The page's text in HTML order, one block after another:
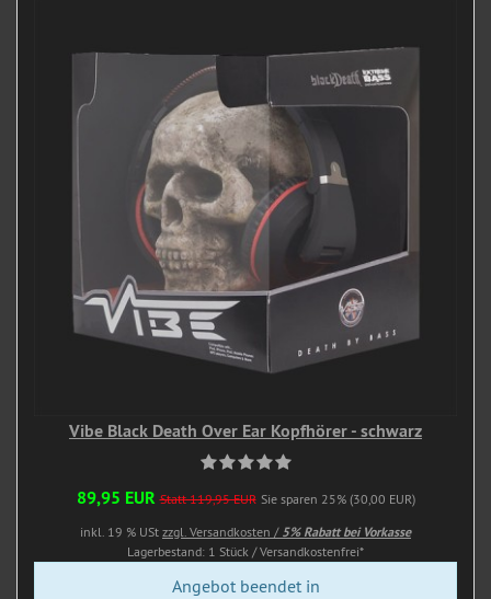
Vibe Black Death Over Ear Kopfhörer - schwarz
89,95 EUR Statt 119,95 EUR Sie sparen 25% (30,00 EUR)
inkl. 19 % USt zzgl. Versandkosten / 5% Rabatt bei Vorkasse
Lagerbestand: 1 Stück / Versandkostenfrei*
Angebot beendet in